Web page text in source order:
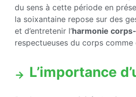
du sens à cette période en
la soixantaine repose sur des
et d’entretenir l’harmonie
respectueuses du corps comme
L’importance